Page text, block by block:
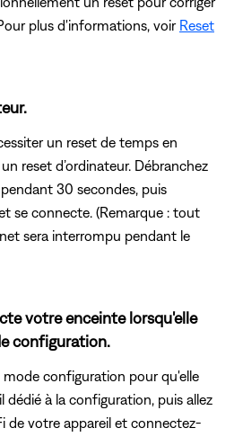
plus d'informations, voir Reset
un reset de temps en
reset d’ordinateur. Débranchez
30 secondes, puis
se connecte. (Remarque : tout
sera interrompu pendant le
votre enceinte lorsqu'elle
configuration.
configuration pour qu'elle
dédié à la configuration, puis allez
de votre appareil et connectez-